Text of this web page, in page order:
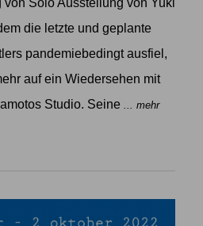
von Solo Ausstellung von Yuki
die letzte und geplante
pandemiebedingt ausfiel,
auf ein Wiedersehen mit
Studio. Seine ... mehr